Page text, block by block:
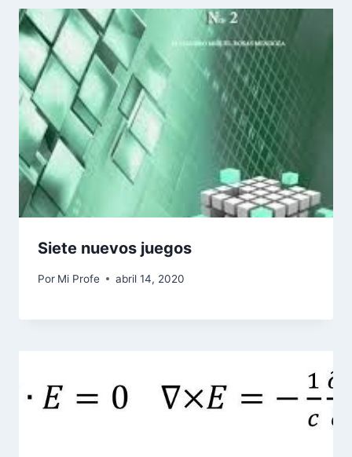
Siete nuevos juegos
Por Mi Profe abril 14, 2020